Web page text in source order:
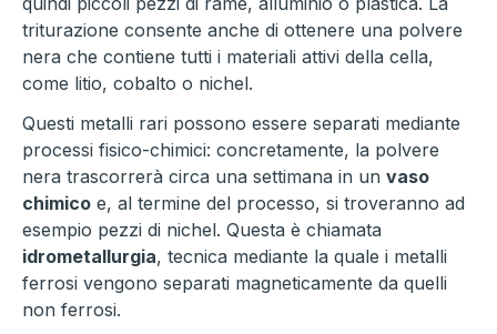
triturazione consente anche di ottenere una polvere
nera che contiene tutti i materiali attivi della cella,
come litio, cobalto o nichel.
Questi metalli rari possono essere separati mediante
processi fisico-chimici: concretamente, la polvere
nera trascorrerà circa una settimana in un vaso
chimico e, al termine del processo, si troveranno ad
esempio pezzi di nichel. Questa è chiamata
idrometallurgia, tecnica mediante la quale i metalli
ferrosi vengono separati magneticamente da quelli
non ferrosi.